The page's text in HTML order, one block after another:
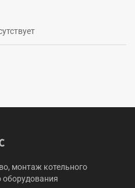
монтаж котельного
оборудования